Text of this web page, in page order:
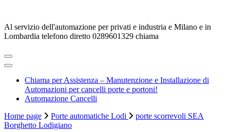
Al servizio dell'automazione per privati e industria e Milano e in
Lombardia telefono diretto 0289601329 chiama
Chiama per Assistenza – Manutenzione e Installazione di
Automazioni per cancelli porte e portoni!
Automazione Cancelli
Home page
Porte automatiche Lodi
porte scorrevoli SEA
Borghetto Lodigiano